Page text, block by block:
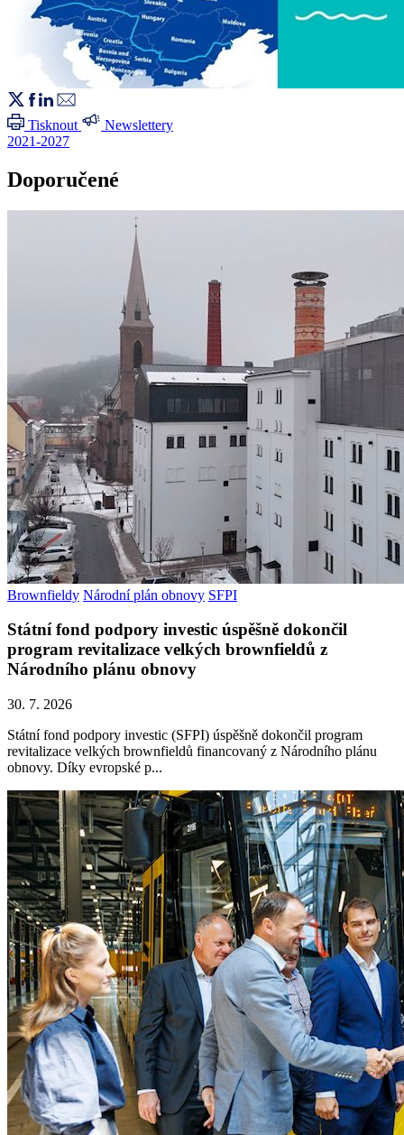
Tisknout
Newslettery
2021-2027
Doporučené
Brownfieldy Národní plán obnovy SFPI
Státní fond podpory investic úspěšně dokončil
program revitalizace velkých brownfieldů z
Národního plánu obnovy
30. 7. 2026
Státní fond podpory investic (SFPI) úspěšně dokončil program
revitalizace velkých brownfieldů financovaný z Národního plánu
obnovy. Díky evropské p...